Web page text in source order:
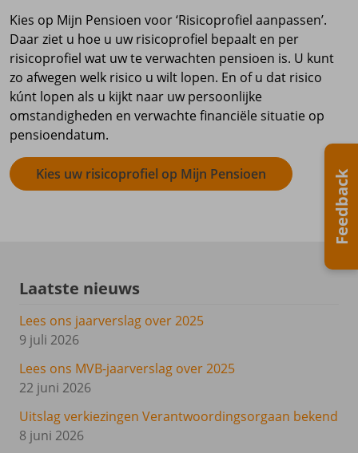
Kies op Mijn Pensioen voor ‘Risicoprofiel aanpassen’.
Daar ziet u hoe u uw risicoprofiel bepaalt en per
risicoprofiel wat uw te verwachten pensioen is. U kunt
zo afwegen welk risico u wilt lopen. En of u dat risico
kúnt lopen als u kijkt naar uw persoonlijke
omstandigheden en verwachte financiële situatie op
pensioendatum.
Kies uw risicoprofiel op Mijn Pensioen
Laatste nieuws
Lees ons jaarverslag over 2025
9 juli 2026
Lees ons MVB-jaarverslag over 2025
22 juni 2026
Uitslag verkiezingen Verantwoordingsorgaan bekend
8 juni 2026
Feedback